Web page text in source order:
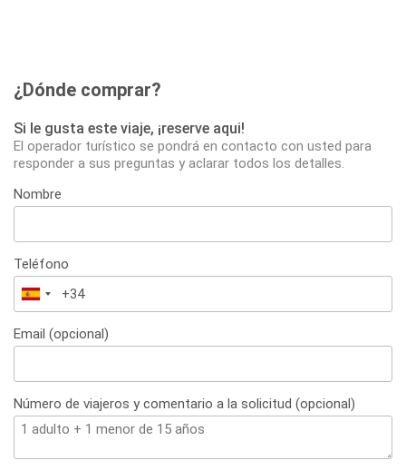
¿Dónde comprar?
Si le gusta este viaje, ¡reserve aqui!
El operador turístico se pondrá en contacto con usted para
responder a sus preguntas y aclarar todos los detalles.
Nombre
Teléfono
España
+34
Email (opcional)
Número de viajeros y comentario a la solicitud (opcional)